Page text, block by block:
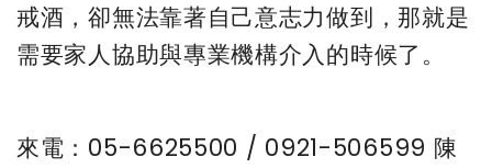
戒酒，卻無法靠著自己意志力做到，那就是
需要家人協助與專業機構介入的時候了。
來電：05-6625500 / 0921-506599 陳